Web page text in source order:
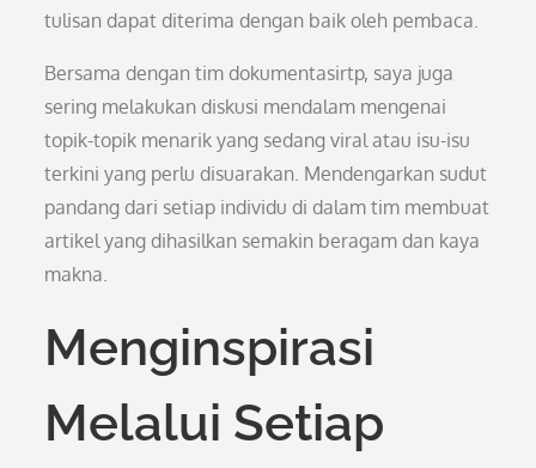
tulisan dapat diterima dengan baik oleh pembaca.
Bersama dengan tim dokumentasirtp, saya juga
sering melakukan diskusi mendalam mengenai
topik-topik menarik yang sedang viral atau isu-isu
terkini yang perlu disuarakan. Mendengarkan sudut
pandang dari setiap individu di dalam tim membuat
artikel yang dihasilkan semakin beragam dan kaya
makna.
Menginspirasi
Melalui Setiap